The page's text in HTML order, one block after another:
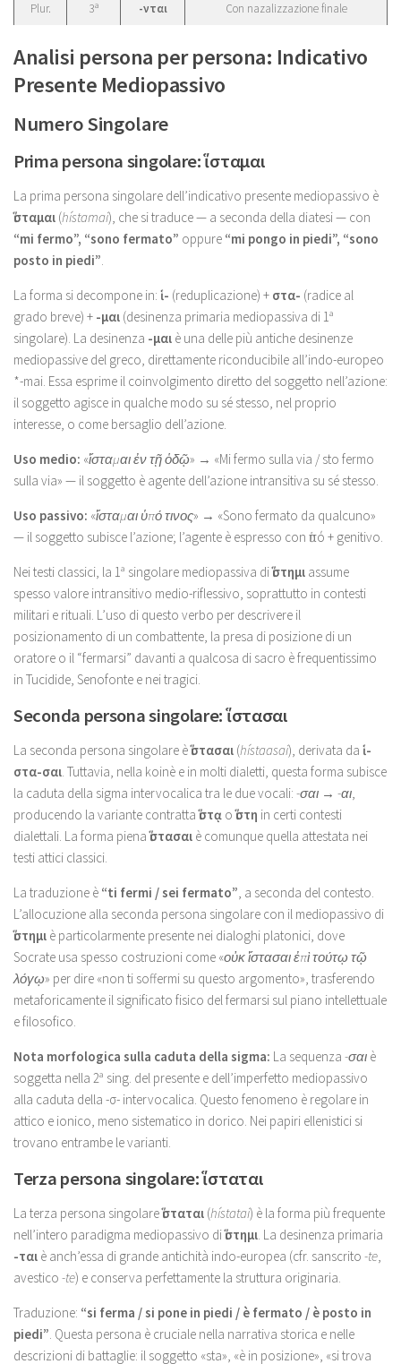
Plur. 3ª -νται Con nazalizzazione finale
Analisi persona per persona: Indicativo
Presente Mediopassivo
Numero Singolare
Prima persona singolare: ἵσταμαι
La prima persona singolare dell’indicativo presente mediopassivo è
ἵσταμαι (hístamai), che si traduce — a seconda della diatesi — con
“mi fermo”, “sono fermato” oppure “mi pongo in piedi”, “sono
posto in piedi”.
La forma si decompone in: ἱ- (reduplicazione) + στα- (radice al
grado breve) + -μαι (desinenza primaria mediopassiva di 1ª
singolare). La desinenza -μαι è una delle più antiche desinenze
mediopassive del greco, direttamente riconducibile all’indo-europeo
*-mai. Essa esprime il coinvolgimento diretto del soggetto nell’azione:
il soggetto agisce in qualche modo su sé stesso, nel proprio
interesse, o come bersaglio dell’azione.
Uso medio: «ἵσταμαι ἐν τῇ ὁδῷ» → «Mi fermo sulla via / sto fermo
sulla via» — il soggetto è agente dell’azione intransitiva su sé stesso.
Uso passivo: «ἵσταμαι ὑπό τινος» → «Sono fermato da qualcuno»
— il soggetto subisce l’azione; l’agente è espresso con ὑπό + genitivo.
Nei testi classici, la 1ª singolare mediopassiva diἵστημι assume
spesso valore intransitivo medio-riflessivo, soprattutto in contesti
militari e rituali. L’uso di questo verbo per descrivere il
posizionamento di un combattente, la presa di posizione di un
oratore o il “fermarsi” davanti a qualcosa di sacro è frequentissimo
in Tucidide, Senofonte e nei tragici.
Seconda persona singolare: ἵστασαι
La seconda persona singolare èἵστασαι (hístaasai), derivata da ἱ-
στα-σαι. Tuttavia, nella koinè e in molti dialetti, questa forma subisce
la caduta della sigma intervocalica tra le due vocali: -σαι → -αι,
producendo la variante contrattaἵστᾳ oἵστη in certi contesti
dialettali. La forma pienaἵστασαι è comunque quella attestata nei
testi attici classici.
La traduzione è “ti fermi / sei fermato”, a seconda del contesto.
L’allocuzione alla seconda persona singolare con il mediopassivo di
ἵστημι è particolarmente presente nei dialoghi platonici, dove
Socrate usa spesso costruzioni come «οὐκ ἵστασαι ἐπὶ τούτῳ τῷ
λόγῳ» per dire «non ti soffermi su questo argomento», trasferendo
metaforicamente il significato fisico del fermarsi sul piano intellettuale
e filosofico.
Nota morfologica sulla caduta della sigma: La sequenza -σαι è
soggetta nella 2ª sing. del presente e dell’imperfetto mediopassivo
alla caduta della -σ- intervocalica. Questo fenomeno è regolare in
attico e ionico, meno sistematico in dorico. Nei papiri ellenistici si
trovano entrambe le varianti.
Terza persona singolare: ἵσταται
La terza persona singolareἵσταται (hístatai) è la forma più frequente
nell’intero paradigma mediopassivo diἵστημι. La desinenza primaria
-ται è anch’essa di grande antichità indo-europea (cfr. sanscrito -te,
avestico -te) e conserva perfettamente la struttura originaria.
Traduzione: “si ferma / si pone in piedi / è fermato / è posto in
piedi”. Questa persona è cruciale nella narrativa storica e nelle
descrizioni di battaglie: il soggetto «sta», «è in posizione», «si trova